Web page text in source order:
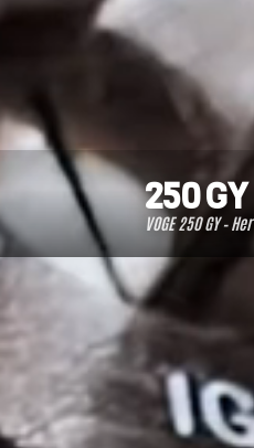
250 GY
VOGE 250 GY –